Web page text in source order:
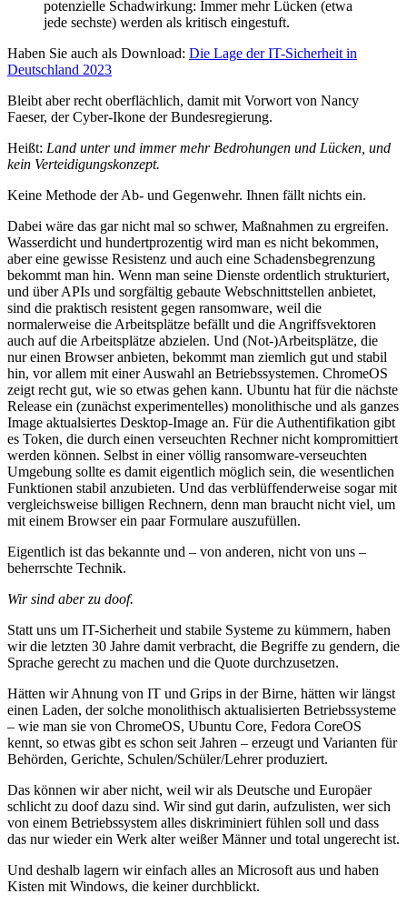
potenzielle Schadwirkung: Immer mehr Lücken (etwa
jede sechste) werden als kritisch eingestuft.
Haben Sie auch als Download: Die Lage der IT-Sicherheit in
Deutschland 2023
Bleibt aber recht oberflächlich, damit mit Vorwort von Nancy
Faeser, der Cyber-Ikone der Bundesregierung.
Heißt: Land unter und immer mehr Bedrohungen und Lücken, und
kein Verteidigungskonzept.
Keine Methode der Ab- und Gegenwehr. Ihnen fällt nichts ein.
Dabei wäre das gar nicht mal so schwer, Maßnahmen zu ergreifen.
Wasserdicht und hundertprozentig wird man es nicht bekommen,
aber eine gewisse Resistenz und auch eine Schadensbegrenzung
bekommt man hin. Wenn man seine Dienste ordentlich strukturiert,
und über APIs und sorgfältig gebaute Webschnittstellen anbietet,
sind die praktisch resistent gegen ransomware, weil die
normalerweise die Arbeitsplätze befällt und die Angriffsvektoren
auch auf die Arbeitsplätze abzielen. Und (Not-)Arbeitsplätze, die
nur einen Browser anbieten, bekommt man ziemlich gut und stabil
hin, vor allem mit einer Auswahl an Betriebssystemen. ChromeOS
zeigt recht gut, wie so etwas gehen kann. Ubuntu hat für die nächste
Release ein (zunächst experimentelles) monolithische und als ganzes
Image aktualsiertes Desktop-Image an. Für die Authentifikation gibt
es Token, die durch einen verseuchten Rechner nicht kompromittiert
werden können. Selbst in einer völlig ransomware-verseuchten
Umgebung sollte es damit eigentlich möglich sein, die wesentlichen
Funktionen stabil anzubieten. Und das verblüffenderweise sogar mit
vergleichsweise billigen Rechnern, denn man braucht nicht viel, um
mit einem Browser ein paar Formulare auszufüllen.
Eigentlich ist das bekannte und – von anderen, nicht von uns –
beherrschte Technik.
Wir sind aber zu doof.
Statt uns um IT-Sicherheit und stabile Systeme zu kümmern, haben
wir die letzten 30 Jahre damit verbracht, die Begriffe zu gendern, die
Sprache gerecht zu machen und die Quote durchzusetzen.
Hätten wir Ahnung von IT und Grips in der Birne, hätten wir längst
einen Laden, der solche monolithisch aktualisierten Betriebssysteme
– wie man sie von ChromeOS, Ubuntu Core, Fedora CoreOS
kennt, so etwas gibt es schon seit Jahren – erzeugt und Varianten für
Behörden, Gerichte, Schulen/Schüler/Lehrer produziert.
Das können wir aber nicht, weil wir als Deutsche und Europäer
schlicht zu doof dazu sind. Wir sind gut darin, aufzulisten, wer sich
von einem Betriebssystem alles diskriminiert fühlen soll und dass
das nur wieder ein Werk alter weißer Männer und total ungerecht ist.
Und deshalb lagern wir einfach alles an Microsoft aus und haben
Kisten mit Windows, die keiner durchblickt.